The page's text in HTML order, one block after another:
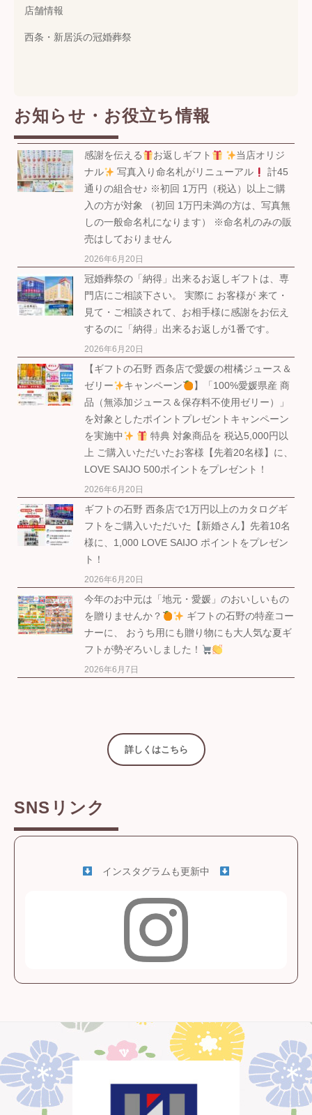
店舗情報
西条・新居浜の冠婚葬祭
お知らせ・お役立ち情報
感謝を伝える お返しギフト
当店オリジ
ナル
写真入り命名札がリニューアル
計45
通りの組合せ♪ ※初回 1万円（税込）以上ご購
入の方が対象 （初回 1万円未満の方は、写真無
しの一般命名札になります） ※命名札のみの販
売はしておりません
2026年6月20日
冠婚葬祭の「納得」出来るお返しギフトは、専
門店にご相談下さい。 実際に お客様が 来て・
見て・ご相談されて、お相手様に感謝をお伝え
するのに「納得」出来るお返しが1番です。
2026年6月20日
【ギフトの石野 西条店で愛媛の柑橘ジュース＆
ゼリー
キャンペーン
】「100%愛媛県産 商
品（無添加ジュース＆保存料不使用ゼリー）」
を対象としたポイントプレゼントキャンペーン
を実施中
特典 対象商品を 税込5,000円以
上 ご購入いただいたお客様【先着20名様】に、
LOVE SAIJO 500ポイントをプレゼント！
2026年6月20日
ギフトの石野 西条店で1万円以上のカタログギ
フトをご購入いただいた【新婚さん】先着10名
様に、1,000 LOVE SAIJO ポイントをプレゼン
ト！
2026年6月20日
今年のお中元は「地元・愛媛」のおいしいもの
を贈りませんか？
ギフトの石野の特産コー
ナーに、 おうち用にも贈り物にも大人気な夏ギ
フトが勢ぞろいしました！
2026年6月7日
詳しくはこちら
SNSリンク
インスタグラムも更新中